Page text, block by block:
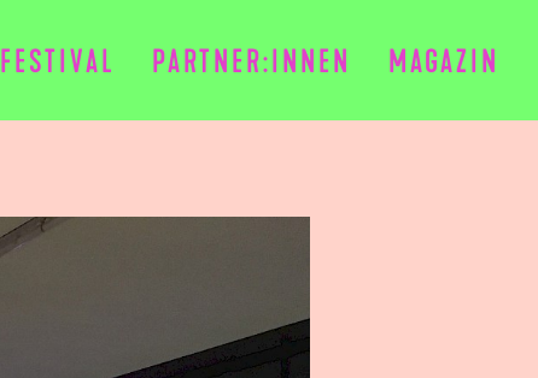
FESTIVAL PARTNER:INNEN MAGAZIN